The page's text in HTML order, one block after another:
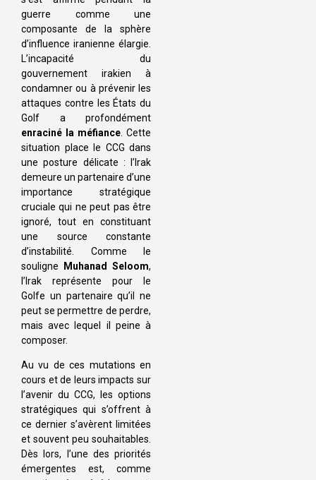
guerre comme une
composante de la sphère
d’influence iranienne élargie.
L’incapacité du
gouvernement irakien à
condamner ou à prévenir les
attaques contre les États du
Golf a profondément
enraciné la méfiance . Cette
situation place le CCG dans
une posture délicate : l’Irak
demeure un partenaire d’une
importance stratégique
cruciale qui ne peut pas être
ignoré, tout en constituant
une source constante
d’instabilité. Comme le
souligne Muhanad Seloom,
l’Irak représente pour le
Golfe un partenaire qu’il ne
peut se permettre de perdre,
mais avec lequel il peine à
composer.
Au vu de ces mutations en
cours et de leurs impacts sur
l’avenir du CCG, les options
stratégiques qui s’offrent à
ce dernier s’avèrent limitées
et souvent peu souhaitables.
Dès lors, l’une des priorités
émergentes est, comme